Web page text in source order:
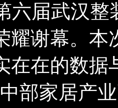
六届武汉
耀谢幕。本
在在的数据
部家居产